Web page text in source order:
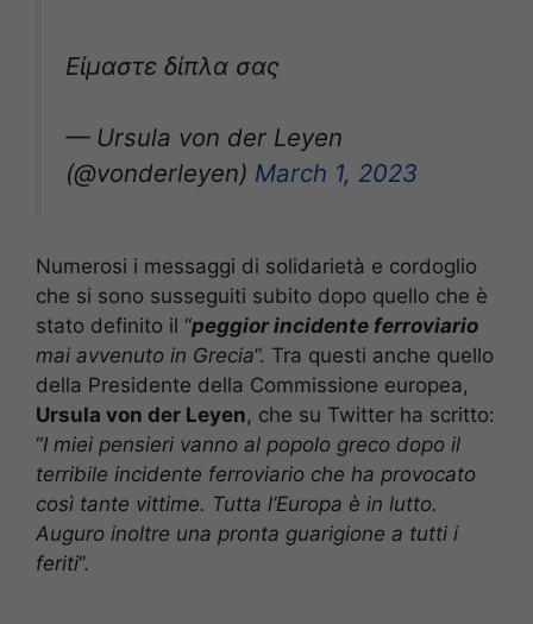
Είμαστε δίπλα σας
— Ursula von der Leyen
(@vonderleyen) March 1, 2023
Numerosi i messaggi di solidarietà e cordoglio
che si sono susseguiti subito dopo quello che è
stato definito il “peggior incidente ferroviario
mai avvenuto in Grecia”. Tra questi anche quello
della Presidente della Commissione europea,
Ursula von der Leyen, che su Twitter ha scritto:
“I miei pensieri vanno al popolo greco dopo il
terribile incidente ferroviario che ha provocato
così tante vittime. Tutta l’Europa è in lutto.
Auguro inoltre una pronta guarigione a tutti i
feriti”.